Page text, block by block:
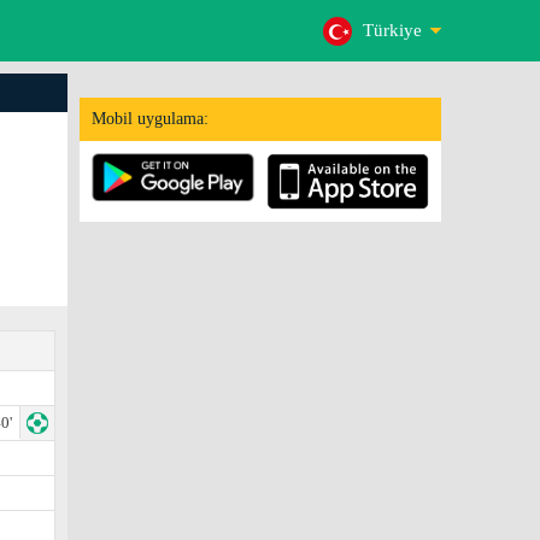
Türkiye
Mobil uygulama: